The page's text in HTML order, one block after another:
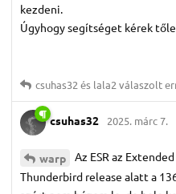
kezdeni.
Úgyhogy segítséget kérek
csuhas32 és lala2 válaszolt
csuhas32 2025. márc 7.
warp
Az ESR az
Thunderbird release alatt a